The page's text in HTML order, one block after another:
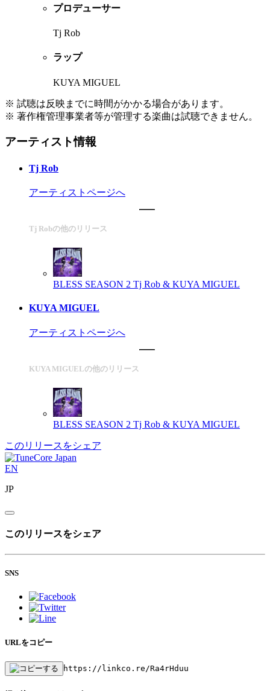
プロデューサー
Tj Rob
ラップ
KUYA MIGUEL
※ 試聴は反映までに時間がかかる場合があります。
※ 著作権管理事業者等が管理する楽曲は試聴できません。
アーティスト情報
Tj Rob
アーティストページへ
Tj Robの他のリリース
BLESS SEASON 2 Tj Rob & KUYA MIGUEL
KUYA MIGUEL
アーティストページへ
KUYA MIGUELの他のリリース
BLESS SEASON 2 Tj Rob & KUYA MIGUEL
このリリースをシェア
EN
JP
このリリースをシェア
SNS
URLをコピー
https://linkco.re/Ra4rHduu